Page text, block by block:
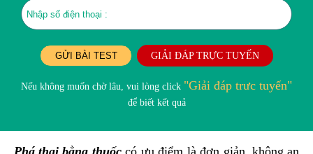
GỬI BÀI TEST GIẢI ĐÁP TRỰC TUYẾN
Nếu không muốn chờ lâu, vui lòng click "Giải đáp trưc tuyến"
để biết kết quả